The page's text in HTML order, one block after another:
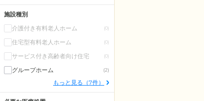
施設種別
介護付き有料老人ホーム
(0)
住宅型有料老人ホーム (0)
サービス付き高齢者向け住宅 (0)
グループホーム (2)
もっと見る（7件）